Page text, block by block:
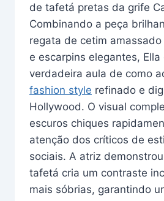
de tafetá pretas da grife
Combinando a peça
regata de cetim
e escarpins elegantes, Ella
verdadeira aula de como
fashion style refinado e
Hollywood. O visual
escuros chiques
atenção dos críticos de
sociais. A atriz
tafetá cria um contraste
mais sóbrias, garantindo